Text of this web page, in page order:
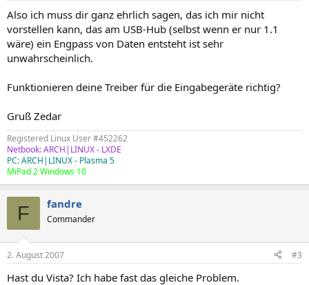
Also ich muss dir ganz ehrlich sagen, das ich mir nicht
vorstellen kann, das am USB-Hub (selbst wenn er nur 1.1
wäre) ein Engpass von Daten entsteht ist sehr
unwahrscheinlich.
Funktionieren deine Treiber für die Eingabegeräte richtig?
Gruß Zedar
Registered Linux User #452262
Netbook: ARCH|LINUX - LXDE
PC: ARCH|LINUX - Plasma 5
MiPad 2 Windows 10
F fandre
Commander
2. August 2007 #3
Hast du Vista? Ich habe fast das gleiche Problem.